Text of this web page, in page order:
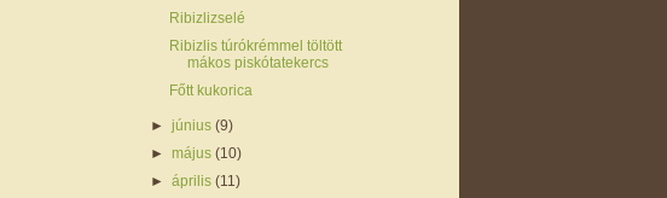
Ribizlizselé
Ribizlis túrókrémmel töltött
mákos piskótatekercs
Főtt kukorica
►június(9)
►május(10)
►április(11)